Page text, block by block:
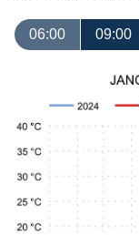
06:00 09:00